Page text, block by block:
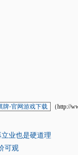
牌-官网游戏下载 （http://
业也是硬道理
可观